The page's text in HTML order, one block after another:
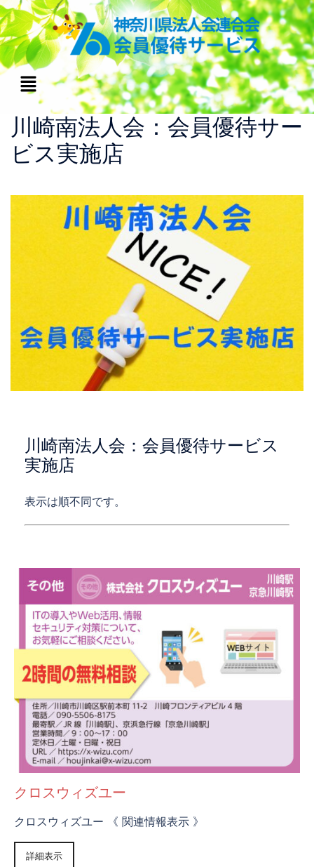
川崎南法人会：会員優待サー
ビス実施店
川崎南法人会：会員優待サービス
実施店
表示は順不同です。
クロスウィズユー
クロスウィズユー 《 関連情報表示 》
詳細表示